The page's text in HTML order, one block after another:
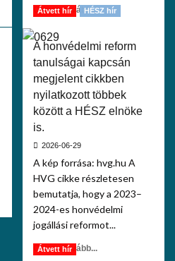
Olvass tovább...
Átvett hír HÉSZ hír
A honvédelmi reform
tanulságai kapcsán
megjelent cikkben
nyilatkozott többek
között a HÉSZ elnöke
is.
2026-06-29
A kép forrása: hvg.hu A
HVG cikke részletesen
bemutatja, hogy a 2023–
2024-es honvédelmi
jogállási reformot...
Olvass tovább...
Átvett hír